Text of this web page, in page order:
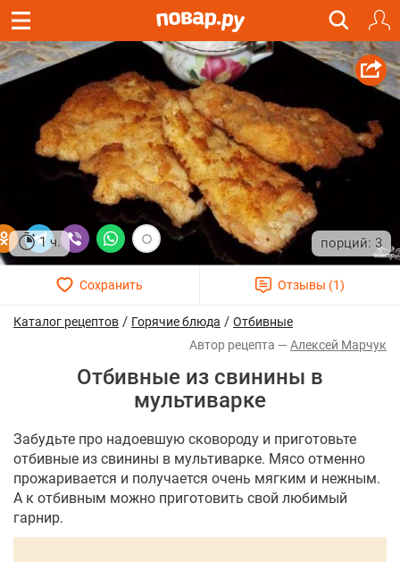
1 ч. 3
Каталог рецептов / Горячие блюда / Отбивные
Алексей Марчук
Отбивные из свинины в
мультиварке
Забудьте про надоевшую сковороду и приготовьте
отбивные из свинины в мультиварке. Мясо отменно
прожаривается и получается очень мягким и нежным.
А к отбивным можно приготовить свой любимый
гарнир.